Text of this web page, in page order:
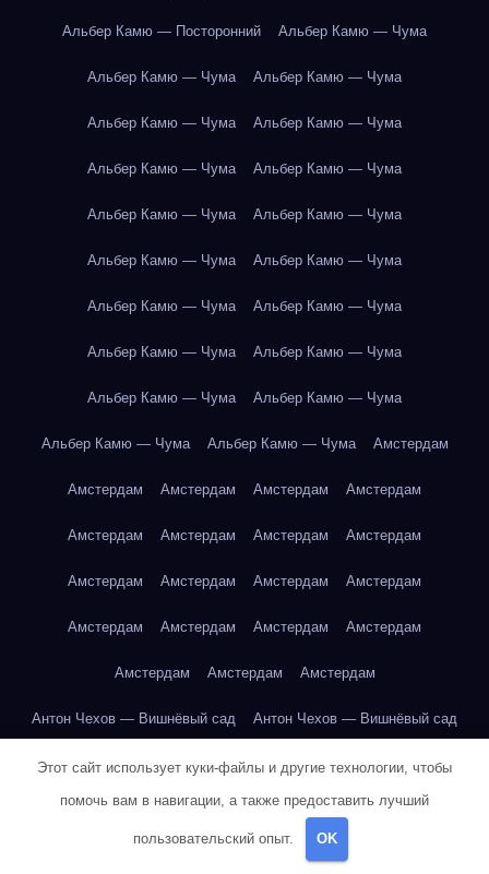
Альбер Камю — Посторонний Альбер Камю — Чума
Альбер Камю — Чума Альбер Камю — Чума
Альбер Камю — Чума Альбер Камю — Чума
Альбер Камю — Чума Альбер Камю — Чума
Альбер Камю — Чума Альбер Камю — Чума
Альбер Камю — Чума Альбер Камю — Чума
Альбер Камю — Чума Альбер Камю — Чума
Альбер Камю — Чума Альбер Камю — Чума
Альбер Камю — Чума Альбер Камю — Чума
Альбер Камю — Чума Альбер Камю — Чума Амстердам
Амстердам Амстердам Амстердам Амстердам
Амстердам Амстердам Амстердам Амстердам
Амстердам Амстердам Амстердам Амстердам
Амстердам Амстердам Амстердам Амстердам
Амстердам Амстердам Амстердам
Антон Чехов — Вишнёвый сад Антон Чехов — Вишнёвый сад
Антон Чехов — Вишнёвый сад Антон Чехов — Вишнёвый сад
Антон Чехов — Вишнёвый сад Антон Чехов — Вишнёвый сад
Антон Чехов — Вишнёвый сад
Этот сайт использует куки-файлы и другие технологии, чтобы
помочь вам в навигации, а также предоставить лучший
пользовательский опыт. OK